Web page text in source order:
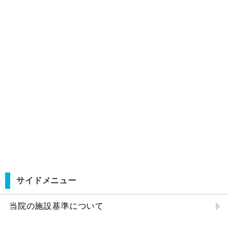
サイドメニュー
当院の施設基準について